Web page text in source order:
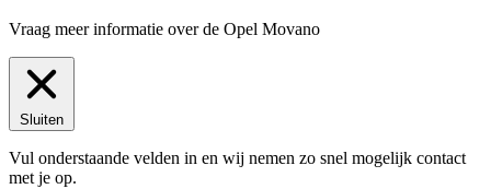
Vraag meer informatie over de Opel Movano
Sluiten
Vul onderstaande velden in en wij nemen zo snel mogelijk contact
met je op.